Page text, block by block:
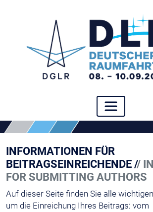
INFORMATIONEN FÜR
BEITRAGSEINREICHENDE //
FOR SUBMITTING AUTHORS
Auf dieser Seite finden Sie alle
um die Einreichung Ihres Beitrags: vom